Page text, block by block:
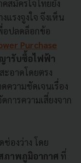
สมัครใจไทยยัง
แรงจูงใจ จึงเห็น
อปลดล็อกข้อ
Purchase
ารับซื้อไฟฟ้า
อาดโดยตรง
ความชัดเจนเรื่อง
การความเสี่ยงจาก
องว่าง โดย
ภาพภูมิอากาศ ที่